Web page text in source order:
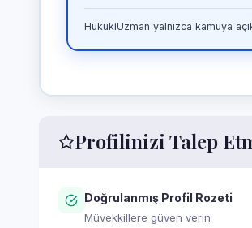
HukukiUzman yalnızca kamuya
Profilinizi Talep
Doğrulanmış Profil Rozeti
Müvekkillere güven verin